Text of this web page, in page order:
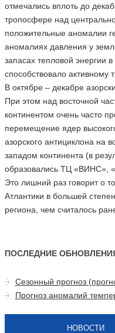
отмечались вплоть до
тропосфере над
положительные аномалии
аномалиях давления у
запасах тепловой энергии
способствовало активному
В октябре – декабре
При этом над восточной
континентом очень часто
перемещение ядер
азорского антициклона на
западом континента (в
образовались ТЦ
Это лишний раз говорит о
Атлантики в большей
региона, чем считалось
ПОСЛЕДНИЕ
Сезонный прогноз
Прогноз аномалий
НОВОСТИ